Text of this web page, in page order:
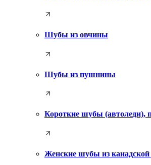
Шубы из овчины
Шубы из пушнины
Короткие шубы (автоледи),
Женские шубы из